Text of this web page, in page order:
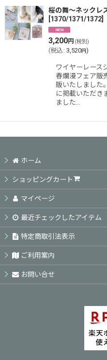
桜の舞〜ネックレ
1370/1371/1372
3,200円 (税別)
(税込 : 3,520円)
ワイヤーレー
春爛漫フェア
販いたしました
に掲載いただき
ました…
ホーム
ショッピングカート
マイページ
最近チェックしたアイテム
特定商取引法表示
ご利用案内
お問い合せ